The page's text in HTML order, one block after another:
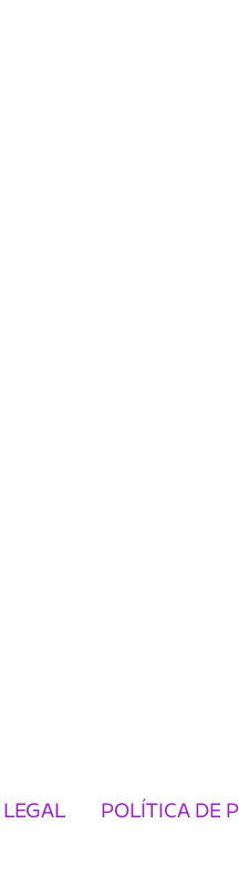
POLÍTICA DE